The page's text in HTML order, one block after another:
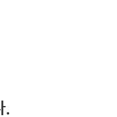
.